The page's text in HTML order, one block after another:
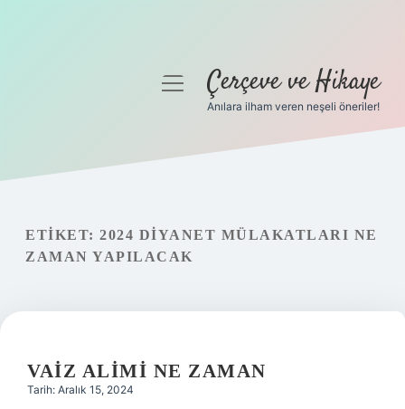
Gizlilik Politikası
Hakkımızda
menüyüÇerçeve ve Hikaye
Anılara ilham veren neşeli öneriler!
ETIKET: 2024 DIYANET MÜLAKATLARI NE
ZAMAN YAPILACAK
VAIZ ALIMI NE ZAMAN
Tarih: Aralık 15, 2024